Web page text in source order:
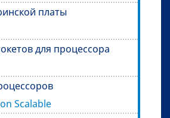
платы
для процессора
Scalable